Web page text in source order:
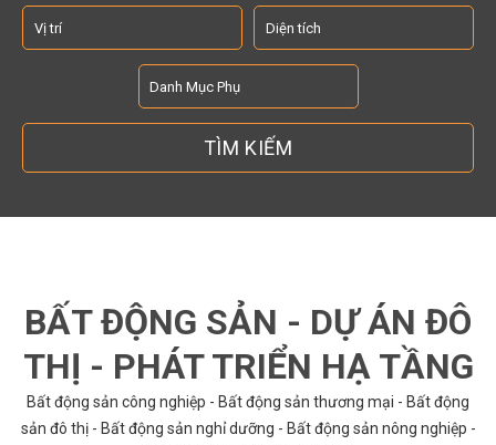
BẤT ĐỘNG SẢN - DỰ ÁN ĐÔ
THỊ - PHÁT TRIỂN HẠ TẦNG
Bất động sản công nghiệp - Bất động sản thương mại - Bất động
sản đô thị - Bất động sản nghỉ dưỡng - Bất động sản nông nghiệp -